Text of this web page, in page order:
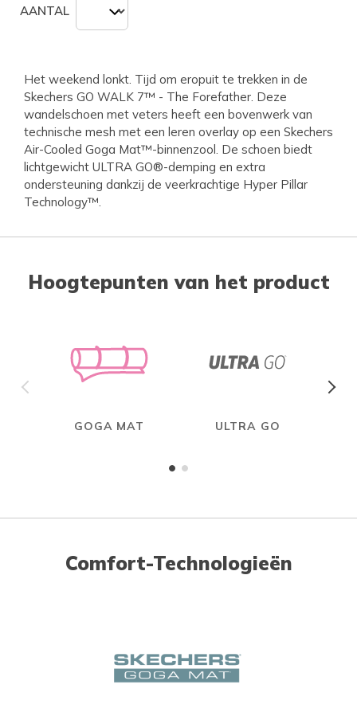
AANTAL
Het weekend lonkt. Tijd om eropuit te trekken in de
Skechers GO WALK 7™ - The Forefather. Deze
wandelschoen met veters heeft een bovenwerk van
technische mesh met een leren overlay op een Skechers
Air-Cooled Goga Mat™-binnenzool. De schoen biedt
lichtgewicht ULTRA GO®-demping en extra
ondersteuning dankzij de veerkrachtige Hyper Pillar
Technology™.
Hoogtepunten van het product
GOGA MAT
ULTRA GO
Comfort-Technologieën